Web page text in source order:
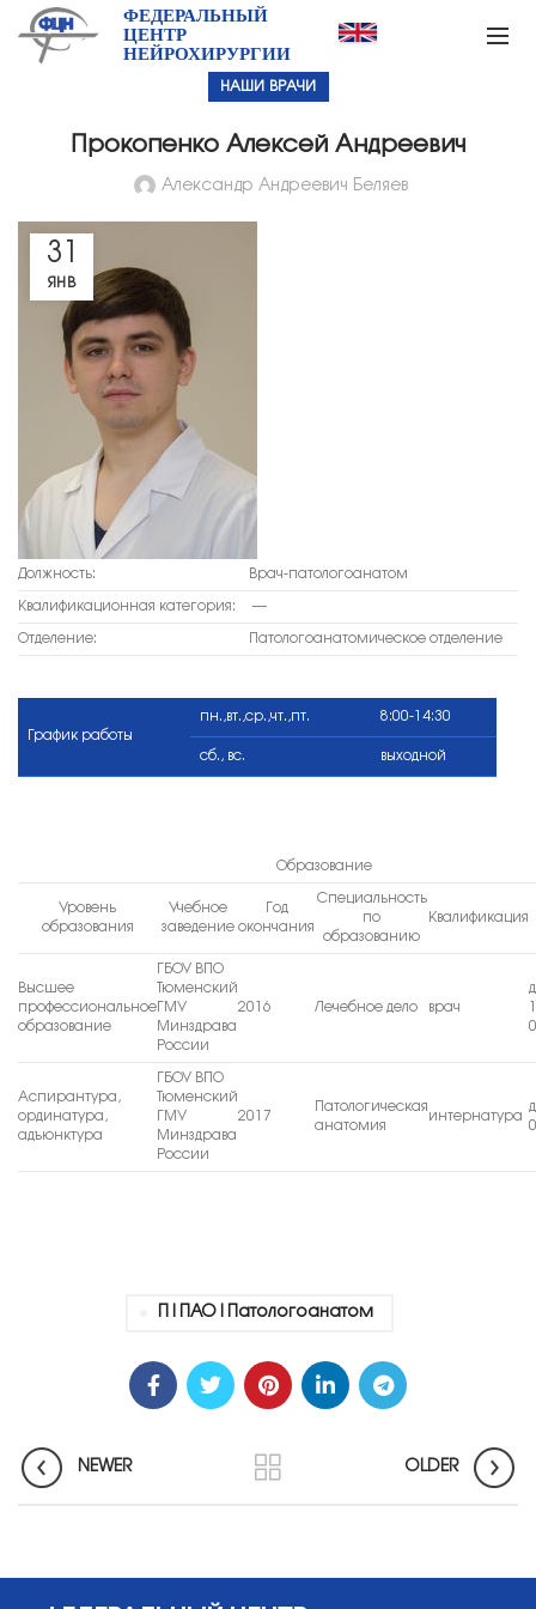
ФЕДЕРАЛЬНЫЙ
ЦЕНТР
НЕЙРОХИРУРГИИ
НАШИ ВРАЧИ
Прокопенко Алексей Андреевич
Александр Андреевич Беляев
31
ЯНВ
Должность: Врач-патологоанатом
Квалификационная категория: —
Отделение: Патологоанатомическое отделение
График работы
пн.,вт.,ср.,чт.,пт. 8:00-14:30
сб., вс. выходной
Образование
Уровень
образования
Учебное
заведение
Год
окончания
Специальность
по
образованию
Квалификация
Высшее
профессиональное
образование
ГБОУ ВПО
Тюменский
ГМУ
Минздрава
России
2016 Лечебное дело врач
Аспирантура,
ординатура,
адъюнктура
ГБОУ ВПО
Тюменский
ГМУ
Минздрава
России
2017
Патологическая
анатомия
интернатура
П|ПАО|патологоанатом
NEWER OLDER